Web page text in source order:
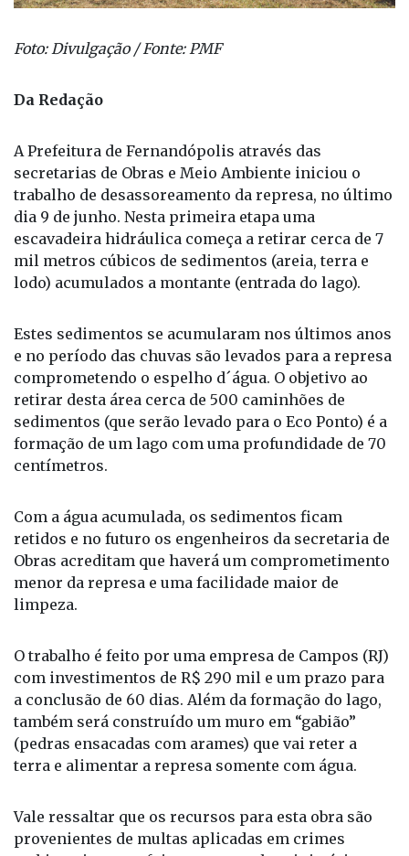
Foto: Divulgação / Fonte: PMF
Da Redação
A Prefeitura de Fernandópolis através das
secretarias de Obras e Meio Ambiente iniciou o
trabalho de desassoreamento da represa, no último
dia 9 de junho. Nesta primeira etapa uma
escavadeira hidráulica começa a retirar cerca de 7
lodo) acumulados a montante (entrada do lago).
Estes sedimentos se acumularam nos últimos anos
e no período das chuvas são levados para a represa
comprometendo o espelho d´água. O objetivo ao
retirar desta área cerca de 500 caminhões de
sedimentos (que serão levado para o Eco Ponto) é a
centímetros.
Com a água acumulada, os sedimentos ficam
retidos e no futuro os engenheiros da secretaria de
Obras acreditam que haverá um comprometimento
limpeza.
O trabalho é feito por uma empresa de Campos (RJ)
com investimentos de R$ 290 mil e um prazo para
a conclusão de 60 dias. Além da formação do lago,
também será construído um muro em “gabião”
terra e alimentar a represa somente com água.